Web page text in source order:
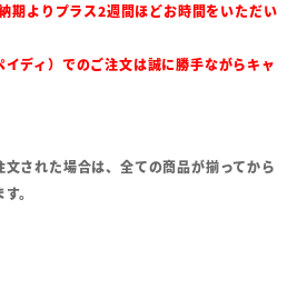
期よりプラス2週間ほどお時間をいただい
イディ）でのご注文は誠に勝手ながらキャ
された場合は、全ての商品が揃ってから
。